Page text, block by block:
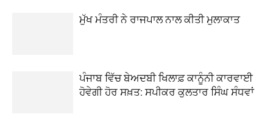
ਮੁੱਖ ਮੰਤਰੀ ਨੇ ਰਾਜਪਾਲ ਨਾਲ ਕੀਤੀ ਮੁਲਾਕਾਤ
ਪੰਜਾਬ ਵਿੱਚ ਬੇਅਦਬੀ ਖਿਲਾਫ਼ ਕਾਨੂੰਨੀ ਕਾਰਵਾਈ
ਹੋਵੇਗੀ ਹੋਰ ਸਖ਼ਤ: ਸਪੀਕਰ ਕੁਲਤਾਰ ਸਿੰਘ ਸੰਧਵਾਂ